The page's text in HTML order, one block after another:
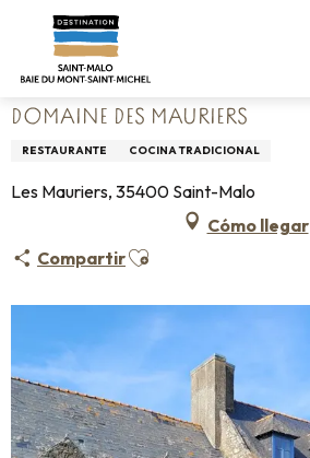
contenu
Home Vivir como en casa
Restaurantes
DOMAINE DES MAURIERS
RESTAURANTE COCINA TRADICIONAL
Les Mauriers, 35400 Saint-Malo
Cómo llegar
CompartirAjouter aux favoris